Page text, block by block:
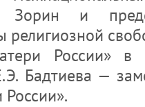
и
религиозной
России» в
Бадтиева —